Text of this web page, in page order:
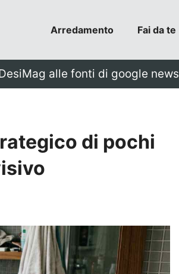
Arredamento Fai da te
alle fonti di google news
di pochi